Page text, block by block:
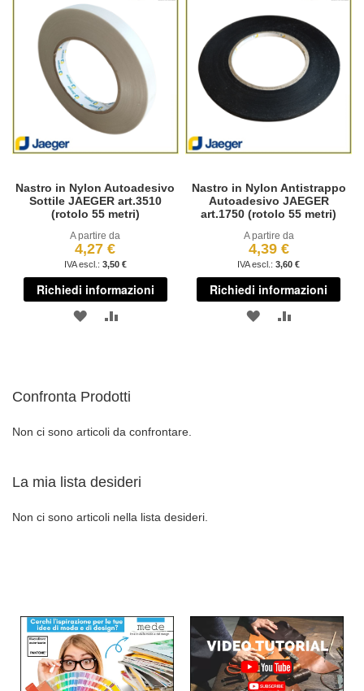
Nastro in Nylon Autoadesivo
Sottile JAEGER art.3510
(rotolo 55 metri)
A partire da
4,27 €
3,50 €
Richiedi informazioni
AGGIUNGI
DESIDERI
AGGIUNGI
Nastro in Nylon Antistrappo
Autoadesivo JAEGER
art.1750 (rotolo 55 metri)
A partire da
4,39 €
3,60 €
Richiedi informazioni
AGGIUNGI
Confronta Prodotti
Non ci sono articoli da confrontare.
La mia lista desideri
Non ci sono articoli nella lista desideri.